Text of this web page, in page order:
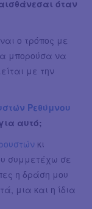
όταν
ο τρόπος με
μπορούσα να
με την
Ρεθύμνου
αυτό;
κι
συμμετέχω σε
η δράση μου
μια και η ίδια